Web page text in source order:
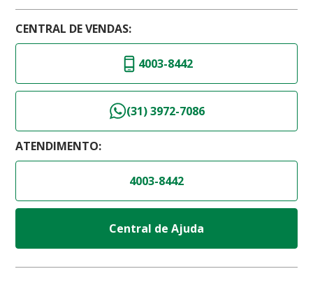
CENTRAL DE VENDAS:
4003-8442
(31) 3972-7086
ATENDIMENTO:
4003-8442
Central de Ajuda